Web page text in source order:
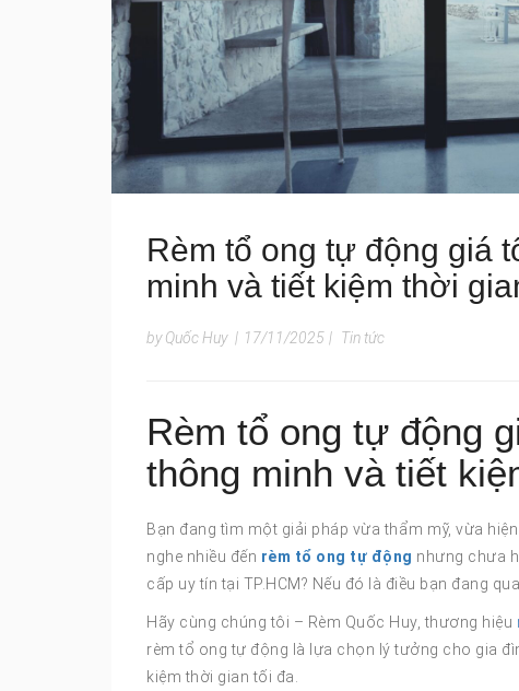
Rèm tổ ong tự động giá
minh và tiết kiệm thời
by Quốc Huy | 17/11/2025 | Tin tức
Rèm tổ ong tự động
thông minh và tiết
Bạn đang tìm một giải pháp vừa thẩm mỹ, vừa
nghe nhiều đến rèm tổ ong tự động nhưng chưa
cấp uy tín tại TP.HCM? Nếu đó là điều bạn đang
Hãy cùng chúng tôi – Rèm Quốc Huy, thương hiệu
rèm tổ ong tự động là lựa chọn lý tưởng cho gia
kiệm thời gian tối đa.